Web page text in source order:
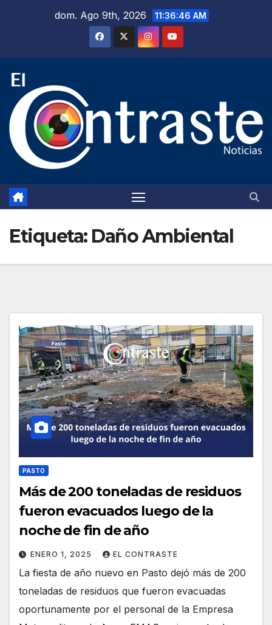
dom. Ago 9th, 2026 11:36:47 AM
Etiqueta: Daño Ambiental
PASTO
Más de 200 toneladas de residuos
fueron evacuados luego de la
noche de fin de año
ENERO 1, 2025 EL CONTRASTE
La fiesta de año nuevo en Pasto dejó más de 200
toneladas de residuos que fueron evacuadas
oportunamente por el personal de la Empresa